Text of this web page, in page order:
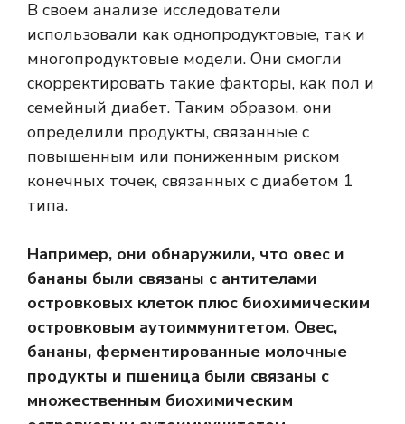
В своем анализе исследователи
использовали как однопродуктовые, так и
многопродуктовые модели. Они смогли
скорректировать такие факторы, как пол и
семейный диабет. Таким образом, они
определили продукты, связанные с
повышенным или пониженным риском
конечных точек, связанных с диабетом 1
типа.
Например, они обнаружили, что овес и
бананы были связаны с антителами
островковых клеток плюс биохимическим
островковым аутоиммунитетом. Овес,
бананы, ферментированные молочные
продукты и пшеница были связаны с
множественным биохимическим